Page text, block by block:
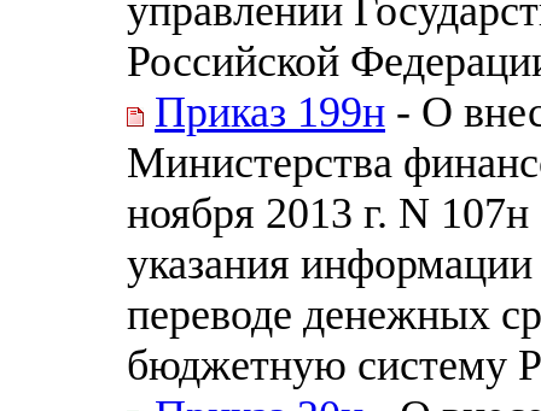
управлении
Российской
Приказ 199н - О
Министерства
ноября 2013 г. N
указания
переводе денежных
бюджетную систему